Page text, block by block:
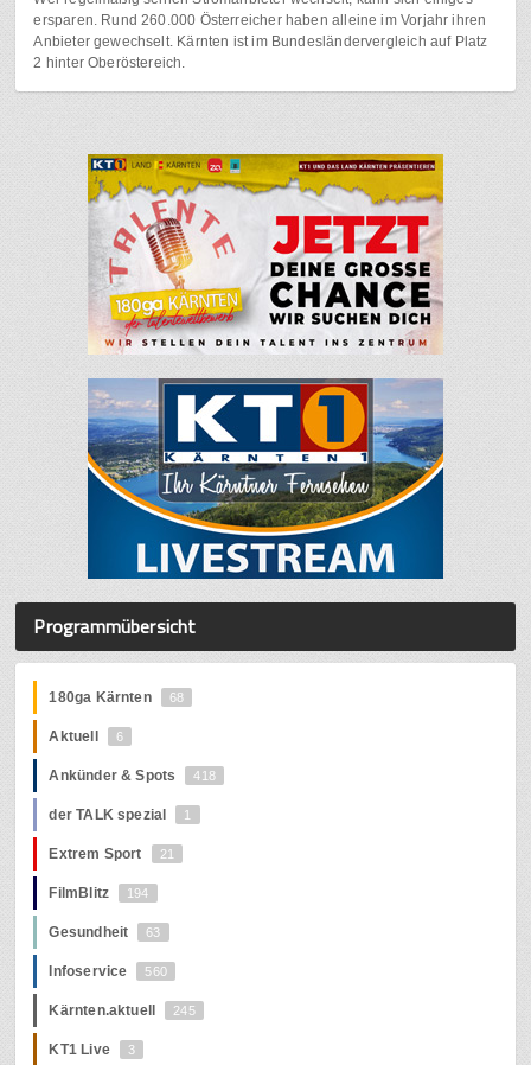
ersparen. Rund 260.000 Österreicher haben alleine im Vorjahr ihren
Anbieter gewechselt. Kärnten ist im Bundesländervergleich auf Platz
2 hinter Oberöstereich.
Programmübersicht
180ga Kärnten 68
Aktuell 6
Ankünder & Spots 418
der TALK spezial 1
Extrem Sport 21
FilmBlitz 194
Gesundheit 63
Infoservice 560
Kärnten.aktuell 245
KT1 Live 3